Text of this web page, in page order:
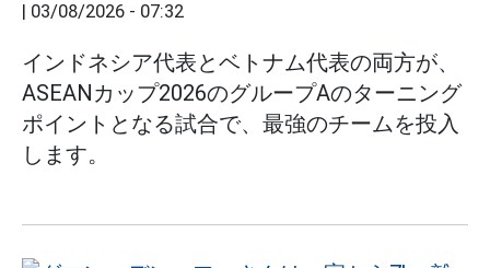
| 03/08/2026 - 07:32
インドネシア代表とベトナム代表の両方が、
ASEANカップ2026のグループAのターニング
ポイントとなる試合で、最強のチームを投入
します。